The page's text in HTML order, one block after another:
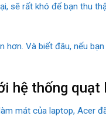
sẽ rất khó để bạn thu
Và biết đâu, nếu
hệ thống
mát của laptop, Acer